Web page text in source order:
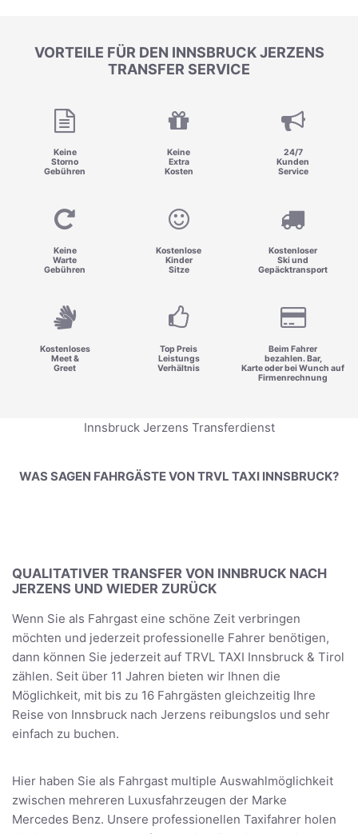
VORTEILE FÜR DEN INNSBRUCK JERZENS
TRANSFER SERVICE
Keine
Storno
Gebühren
Keine
Extra
Kosten
24/7
Kunden
Service
Keine
Warte
Gebühren
Kostenlose
Kinder
Sitze
Kostenloser
Ski und
Gepäcktransport
Kostenloses
Meet &
Greet
Top Preis
Leistungs
Verhältnis
Beim Fahrer
bezahlen. Bar,
Karte oder bei Wunch auf
Firmenrechnung
Innsbruck Jerzens Transferdienst
WAS SAGEN FAHRGÄSTE VON TRVL TAXI INNSBRUCK?
QUALITATIVER TRANSFER VON INNBRUCK NACH
JERZENS UND WIEDER ZURÜCK
Wenn Sie als Fahrgast eine schöne Zeit verbringen
möchten und jederzeit professionelle Fahrer benötigen,
dann können Sie jederzeit auf TRVL TAXI Innsbruck & Tirol
zählen. Seit über 11 Jahren bieten wir Ihnen die
Möglichkeit, mit bis zu 16 Fahrgästen gleichzeitig Ihre
Reise von Innsbruck nach Jerzens reibungslos und sehr
einfach zu buchen.
Hier haben Sie als Fahrgast multiple Auswahlmöglichkeit
zwischen mehreren Luxusfahrzeugen der Marke
Mercedes Benz. Unsere professionellen Taxifahrer holen